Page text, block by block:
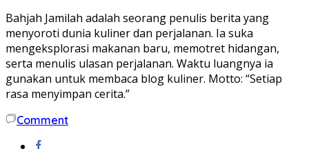
Bahjah Jamilah adalah seorang penulis berita yang
menyoroti dunia kuliner dan perjalanan. Ia suka
mengeksplorasi makanan baru, memotret hidangan,
serta menulis ulasan perjalanan. Waktu luangnya ia
gunakan untuk membaca blog kuliner. Motto: “Setiap
rasa menyimpan cerita.”
Comment